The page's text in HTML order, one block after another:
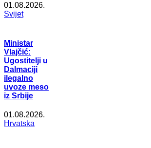
01.08.2026.
Svijet
Ministar
Vlajčić:
Ugostitelji u
Dalmaciji
ilegalno
uvoze meso
iz Srbije
01.08.2026.
Hrvatska